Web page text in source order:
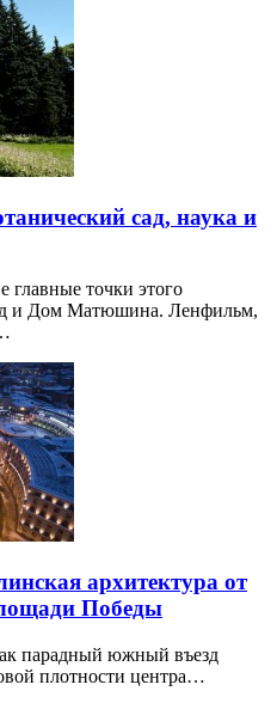
сад, наука и
главные точки этого
и Дом Матюшина. Ленфильм,
архитектура от
Победы
парадный южный въезд
плотности центра…